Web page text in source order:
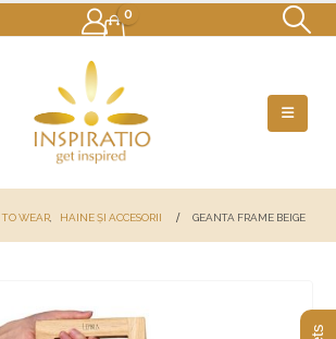
0
TO WEAR, HAINE ȘI ACCESORII GEANTA FRAME BEIGE